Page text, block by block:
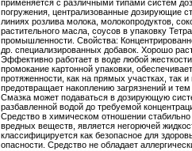
применяется с различными типами систем
погружения, централизованные дозирующие
линиях розлива молока, молокопродуктов,
растительного масла, соусов в упаковку
промышленности. Свойства:
др. специализированных добавок. Хорошо
Эффективно работает в воде любой
промокание картонной упаковки,
протяженности, как на прямых участках,
предотвращает накоплению загрязнений и
Смазка может подаваться в дозирующую
разбавленной водой до требуемой
Средство в химическом отношении
вредных веществ, является негорючей
классифицируется как безопасное для
опасности. Средство не обладает